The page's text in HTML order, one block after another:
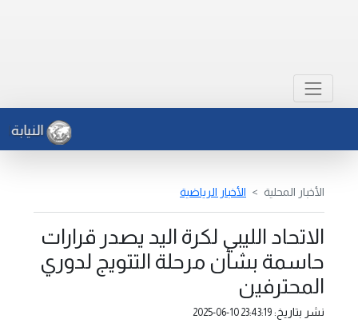
الأخبار المحلية الأخبار الرياضية
الاتحاد الليبي لكرة اليد يصدر قرارات
حاسمة بشأن مرحلة التتويج لدوري
المحترفين
نشر بتاريخ: 2025-06-10 23:43:19